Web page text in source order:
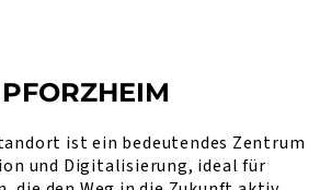
PFORZHEIM
ist ein bedeutendes Zentrum
und Digitalisierung, ideal für